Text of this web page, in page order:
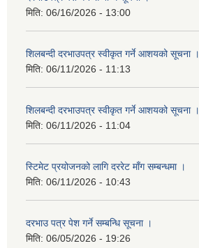
मिति: 06/16/2026 - 13:00
शिलबन्दी दरभाउपत्र स्वीकृत गर्ने आशयको सूचना ।
मिति: 06/11/2026 - 11:13
शिलबन्दी दरभाउपत्र स्वीकृत गर्ने आशयको सूचना ।
मिति: 06/11/2026 - 11:04
स्टिमेट प्रयोजनको लागि दररेट माँग सम्बन्धमा ।
मिति: 06/11/2026 - 10:43
दरभाउ पत्र पेश गर्ने सम्बन्धि सूचना ।
मिति: 06/05/2026 - 19:26